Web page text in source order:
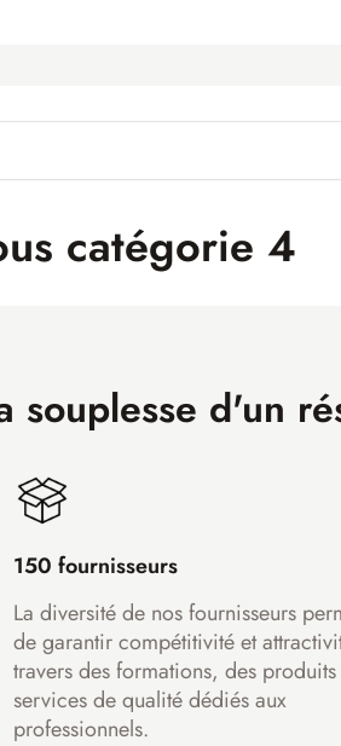
catégorie 4
souplesse d'un
150 fournisseurs
La diversité de nos fournisseurs
de garantir compétitivité et
travers des formations, des
services de qualité dédiés aux
professionnels.